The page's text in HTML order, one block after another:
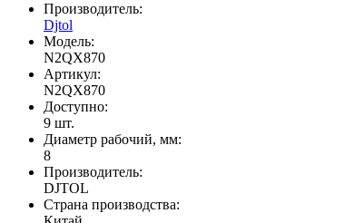
Производитель:
Djtol
Модель:
N2QX870
Артикул:
N2QX870
Доступно:
9 шт.
Диаметр рабочий, мм:
8
Производитель:
DJTOL
Страна производства: